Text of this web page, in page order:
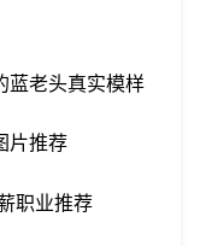
蓝老头真实模样
片推荐
职业推荐